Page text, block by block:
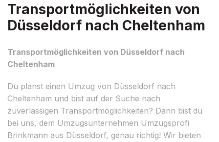
Transportmöglichkeiten von
Düsseldorf nach Cheltenham
Transportmöglichkeiten von Düsseldorf nach
Cheltenham
Du planst einen Umzug von Düsseldorf nach
Cheltenham und bist auf der Suche nach
zuverlässigen Transportmöglichkeiten? Dann bist du
bei uns, dem Umzugsunternehmen Umzugsprofi
Brinkmann aus Düsseldorf, genau richtig! Wir bieten